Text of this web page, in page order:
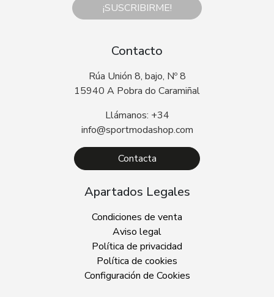
¡SUSCRIBIRME!
Contacto
Rúa Unión 8, bajo, Nº 8
15940 A Pobra do Caramiñal
Llámanos: +34
info@sportmodashop.com
Contacta
Apartados Legales
Condiciones de venta
Aviso legal
Política de privacidad
Política de cookies
Configuración de Cookies